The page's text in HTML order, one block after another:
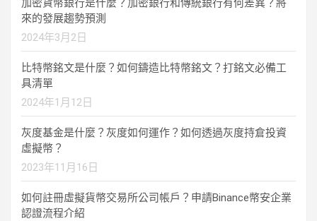
加密貨幣銀行是什麼？加密銀行和傳統銀行有何差異？將
來的發展趨勢預測
2024年3月2日
比特幣銘文是什麼？如何鑄造比特幣銘文？打銘文必備工
具清單
2024年1月12日
灰度基金是什麼？灰度如何運作？如何透過灰度持倉投資
虛擬幣？
2023年11月16日
如何註冊虛擬貨幣交易所公司帳戶？申請Binance幣安企業
認證流程介紹